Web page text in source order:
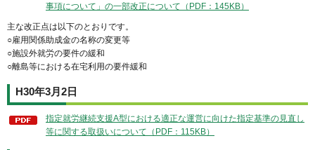
事項について」の一部改正について（PDF：145KB）
主な改正点は以下のとおりです。
○雇用関係助成金の名称の変更等
○施設外就労の要件の緩和
○離島等における在宅利用の要件緩和
H30年3月2日
指定就労継続支援A型における適正な運営に向けた指定基準の見直し
等に関する取扱いについて（PDF：115KB）